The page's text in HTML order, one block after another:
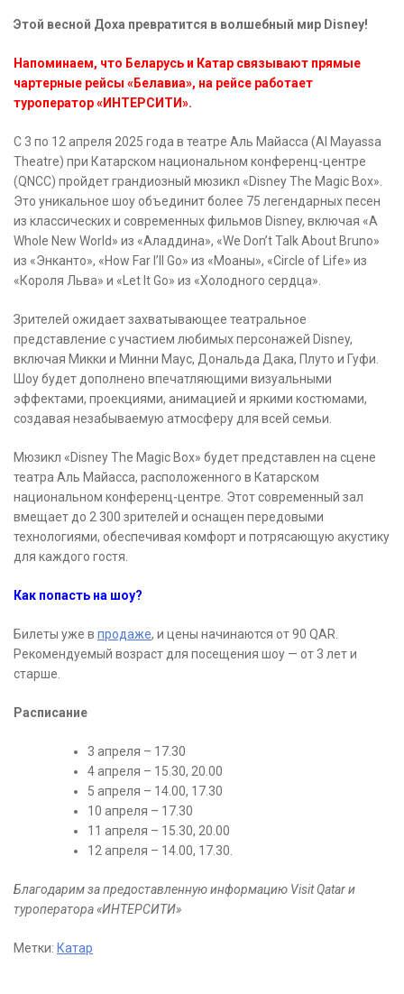
Этой весной Доха превратится в волшебный мир Disney!
Напоминаем, что Беларусь и Катар связывают прямые
чартерные рейсы «Белавиа», на рейсе работает
туроператор «ИНТЕРСИТИ».
С 3 по 12 апреля 2025 года в театре Аль Майасса (Al Mayassa
Theatre) при Катарском национальном конференц-центре
(QNCC) пройдет грандиозный мюзикл «Disney The Magic Box».
Это уникальное шоу объединит более 75 легендарных песен
из классических и современных фильмов Disney, включая «A
Whole New World» из «Аладдина», «We Don’t Talk About Bruno»
из «Энканто», «How Far I’ll Go» из «Моаны», «Circle of Life» из
«Короля Льва» и «Let It Go» из «Холодного сердца».
Зрителей ожидает захватывающее театральное
представление с участием любимых персонажей Disney,
включая Микки и Минни Маус, Дональда Дака, Плуто и Гуфи.
Шоу будет дополнено впечатляющими визуальными
эффектами, проекциями, анимацией и яркими костюмами,
создавая незабываемую атмосферу для всей семьи.
Мюзикл «Disney The Magic Box» будет представлен на сцене
театра Аль Майасса, расположенного в Катарском
национальном конференц-центре. Этот современный зал
вмещает до 2 300 зрителей и оснащен передовыми
технологиями, обеспечивая комфорт и потрясающую акустику
для каждого гостя.
Как попасть на шоу?
Билеты уже в продаже, и цены начинаются от 90 QAR.
Рекомендуемый возраст для посещения шоу — от 3 лет и
старше.
Расписание
3 апреля – 17.30
4 апреля – 15.30, 20.00
5 апреля – 14.00, 17.30
10 апреля – 17.30
11 апреля – 15.30, 20.00
12 апреля – 14.00, 17.30.
Благодарим за предоставленную информацию Visit Qatar и
туроператора «ИНТЕРСИТИ»
Метки: Катар